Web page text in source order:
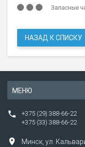
Запасные
НАЗАД К СПИСКУ
МЕНЮ
+375 (29) 388-66-22
+375 (33) 388-66-22
Минск, ул.